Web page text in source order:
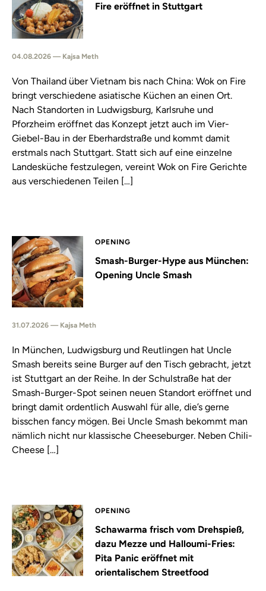
Fire eröffnet in Stuttgart
04.08.2026 — Kajsa Meth
Von Thailand über Vietnam bis nach China: Wok on Fire
bringt verschiedene asiatische Küchen an einen Ort.
Nach Standorten in Ludwigsburg, Karlsruhe und
Pforzheim eröffnet das Konzept jetzt auch im Vier-
Giebel-Bau in der Eberhardstraße und kommt damit
erstmals nach Stuttgart. Statt sich auf eine einzelne
Landesküche festzulegen, vereint Wok on Fire Gerichte
aus verschiedenen Teilen […]
OPENING
Smash-Burger-Hype aus München:
Opening Uncle Smash
31.07.2026 — Kajsa Meth
In München, Ludwigsburg und Reutlingen hat Uncle
Smash bereits seine Burger auf den Tisch gebracht, jetzt
ist Stuttgart an der Reihe. In der Schulstraße hat der
Smash-Burger-Spot seinen neuen Standort eröffnet und
bringt damit ordentlich Auswahl für alle, die’s gerne
bisschen fancy mögen. Bei Uncle Smash bekommt man
nämlich nicht nur klassische Cheeseburger. Neben Chili-
Cheese […]
OPENING
Schawarma frisch vom Drehspieß,
dazu Mezze und Halloumi-Fries:
Pita Panic eröffnet mit
orientalischem Streetfood